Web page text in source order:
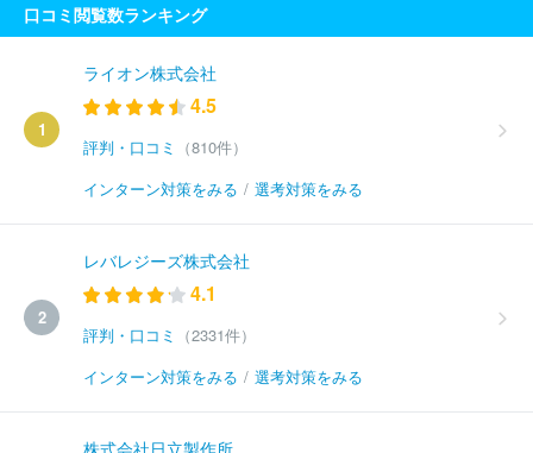
口コミ閲覧数ランキング
1
ライオン株式会社
4.5
評判・口コミ
（810件）
インターン対策をみる / 選考対策をみる
2
レバレジーズ株式会社
4.1
評判・口コミ
（2331件）
インターン対策をみる / 選考対策をみる
株式会社日立製作所